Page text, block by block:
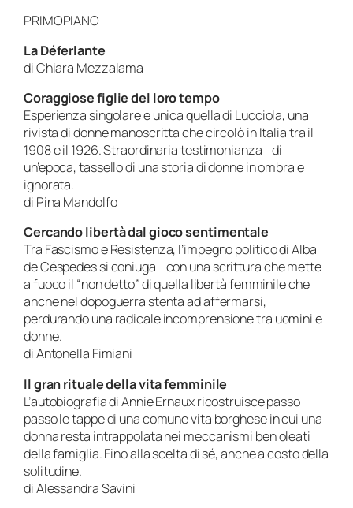
PRIMOPIANO
La Déferlante
di Chiara Mezzalama
Coraggiose figlie del loro tempo
Esperienza singolare e unica quella di Lucciola, una
rivista di donne manoscritta che circolò in Italia tra il
1908 e il 1926. Straordinaria testimonianza di
un’epoca, tassello di una storia di donne in ombra e
ignorata.
di Pina Mandolfo
Cercando libertà dal gioco sentimentale
Tra Fascismo e Resistenza, l’impegno politico di Alba
de Céspedes si coniuga con una scrittura che mette
a fuoco il “non detto” di quella libertà femminile che
anche nel dopoguerra stenta ad affermarsi,
perdurando una radicale incomprensione tra uomini e
donne.
di Antonella Fimiani
Il gran rituale della vita femminile
L’autobiografia di Annie Ernaux ricostruisce passo
passo le tappe di una comune vita borghese in cui una
donna resta intrappolata nei meccanismi ben oleati
della famiglia. Fino alla scelta di sé, anche a costo della
solitudine.
di Alessandra Savini